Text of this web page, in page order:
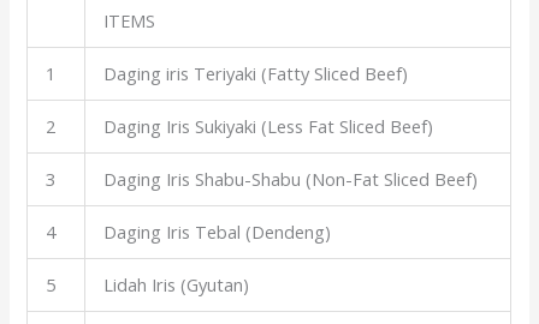
ITEMS
1 Daging iris Teriyaki (Fatty Sliced Beef)
2 Daging Iris Sukiyaki (Less Fat Sliced Beef)
3 Daging Iris Shabu-Shabu (Non-Fat Sliced Beef)
4 Daging Iris Tebal (Dendeng)
5 Lidah Iris (Gyutan)